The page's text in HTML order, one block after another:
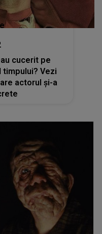
cucerit pe
timpului? Vezi
actorul și-a